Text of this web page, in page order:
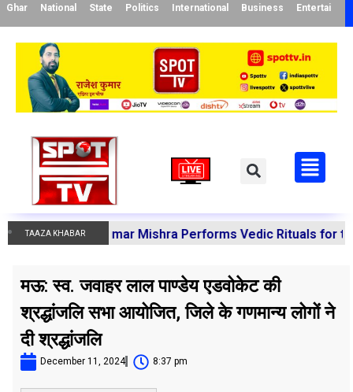
Ghar National State Politics International Business
TAAZA KHABAR
Manoj Kumar Mishra Performs Vedic Rituals for the
मऊ: स्व. जवाहर लाल पाण्डेय एडवोकेट की
श्रद्धांजलि सभा आयोजित, जिले के गणमान्य लोगों ने
दी श्रद्धांजलि
December 11, 2024 8:37 pm